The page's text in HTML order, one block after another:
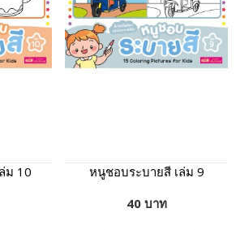
ม 10
หนูชอบระบายสี เล่ม 9
40 บาท